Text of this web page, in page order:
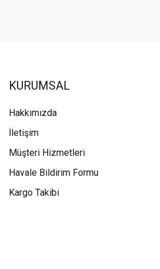
KURUMSAL
Hakkımızda
İletişim
Müşteri Hizmetleri
Havale Bildirim Formu
Kargo Takibi